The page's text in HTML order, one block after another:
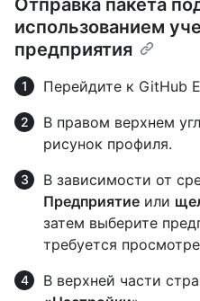
Отправка пакета
использованием
предприятия
Перейдите к GitHub
В правом верхнем
рисунок профиля.
В зависимости от
Предприятие или
затем выберите
требуется
В верхней части